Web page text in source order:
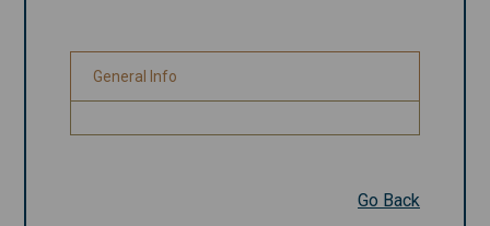
General Info
Go Back